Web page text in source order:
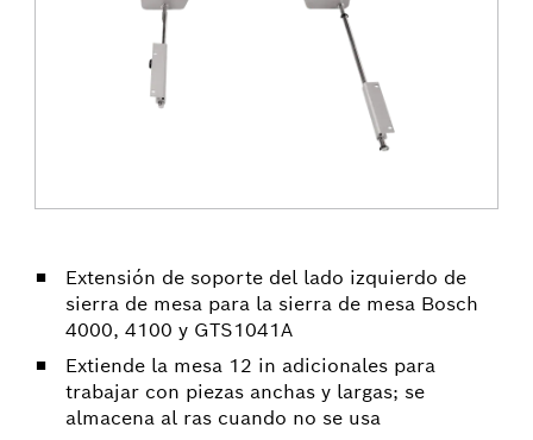
Extensión de soporte del lado izquierdo de
sierra de mesa para la sierra de mesa Bosch
4000, 4100 y GTS1041A
Extiende la mesa 12 in adicionales para
trabajar con piezas anchas y largas; se
almacena al ras cuando no se usa